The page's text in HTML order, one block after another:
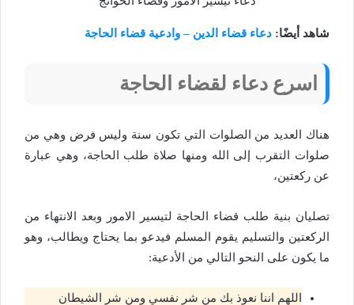
شاهد أيضًا: دعاء قضاء الدين – وادعية قضاء الحاجة
اسرع دعاء لقضاء الحاجة
هناك العديد من الصلوات التي تكون سنة وليس فرض وهي من
صلوات التقرب إلى الله ومنها صلاة طلب الحاجة، وهي عبارة
عن ركعتين،
تصليان بنية طلب قضاء الحاجة لتيسير الامور وبعد الانتهاء من
الركعتين والتسليم يقوم المسلم فيدعو بما يحتاج ويطالب، وهو
ما يكون على النحو التالي من الأدعية:
اللهم اننا نعوذ بك من شر نفسي ومن شر الشيطان